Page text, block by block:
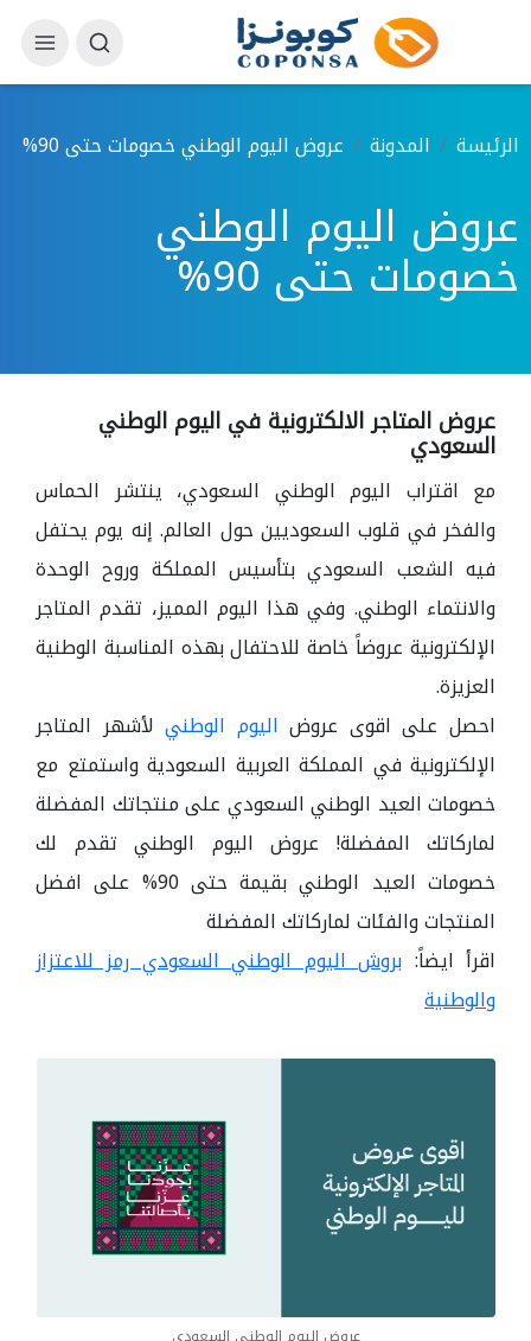
الرئيسة المدونة عروض اليوم الوطني خصومات حتى 90%
عروض اليوم الوطني
خصومات حتى 90%
عروض المتاجر الالكترونية في اليوم الوطني
السعودي
مع اقتراب اليوم الوطني السعودي، ينتشر الحماس
والفخر في قلوب السعوديين حول العالم. إنه يوم يحتفل
فيه الشعب السعودي بتأسيس المملكة وروح الوحدة
والانتماء الوطني. وفي هذا اليوم المميز، تقدم المتاجر
الإلكترونية عروضاً خاصة للاحتفال بهذه المناسبة الوطنية
العزيزة.
احصل على اقوى عروض اليوم الوطنيلأشهر المتاجر
الإلكترونية في المملكة العربية السعودية واستمتع مع
خصومات العيد الوطني السعودي على منتجاتك المفضلة
لماركاتك المفضلة! عروض اليوم الوطني تقدم لك
خصومات العيد الوطني بقيمة حتى 90% على افضل
المنتجات والفئات لماركاتك المفضلة
اقرأ ايضاً: بروش اليوم الوطني السعودي رمز للاعتزاز
والوطنية